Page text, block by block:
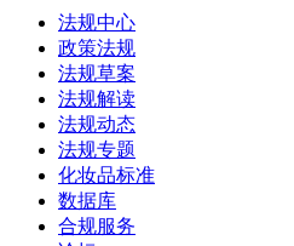
法规中心
政策法规
法规草案
法规解读
法规动态
法规专题
化妆品标准
数据库
合规服务